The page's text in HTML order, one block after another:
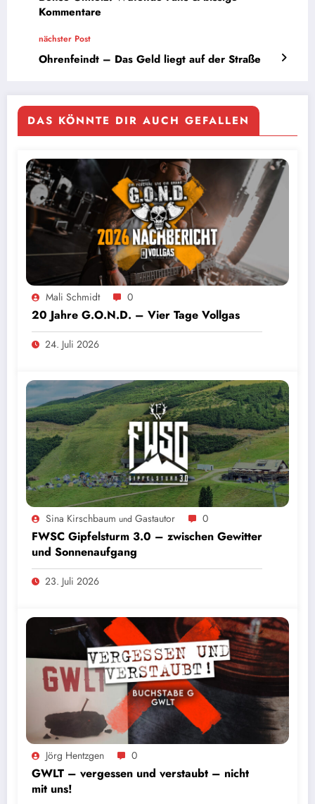
Kommentare
nächster Post
Ohrenfeindt – Das Geld liegt auf der Straße
DAS KÖNNTE DIR AUCH GEFALLEN
Mali Schmidt 0
20 Jahre G.O.N.D. – Vier Tage Vollgas
24. Juli 2026
Sina Kirschbaum und Gastautor 0
FWSC Gipfelsturm 3.0 – zwischen Gewitter
und Sonnenaufgang
23. Juli 2026
Foto: Andres Valdes
Jörg Hentzgen 0
GWLT – vergessen und verstaubt – nicht
mit uns!